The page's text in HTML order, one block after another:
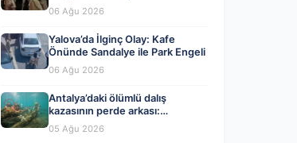
06 Ağu 2026
Yalova’da İlginç Olay: Kafe
Önünde Sandalye ile Park Engeli
06 Ağu 2026
Antalya’daki ölümlü dalış
kazasının perde arkası:
Organizatörler ve yasal ihlaller
tartışılıyor
05 Ağu 2026